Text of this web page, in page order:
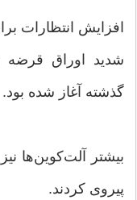
افزایش انتظارات
شدید اوراق
گذشته آغاز شده بود.
بیشتر آلت‌کوین‌ها
پیروی کردند.